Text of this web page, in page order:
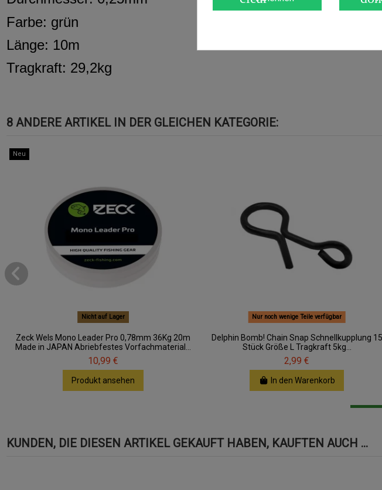
Farbe: grün
Länge: 10m
Tragkraft: 29,2kg
8 ANDERE ARTIKEL IN DER GLEICHEN KATEGORIE:
Neu
Nicht auf Lager
Zeck Wels Mono Leader Pro 0,78mm 36Kg 20m
Made in JAPAN Abriebfestes Vorfachmaterial...
10,99 €
Produkt ansehen
Nur noch wenige Teile verfügbar
Delphin Bomb! Chain Snap Schnellkupplung 15
Stück Größe L Tragkraft 5kg...
2,99 €
In den Warenkorb
KUNDEN, DIE DIESEN ARTIKEL GEKAUFT HABEN, KAUFTEN AUCH ...